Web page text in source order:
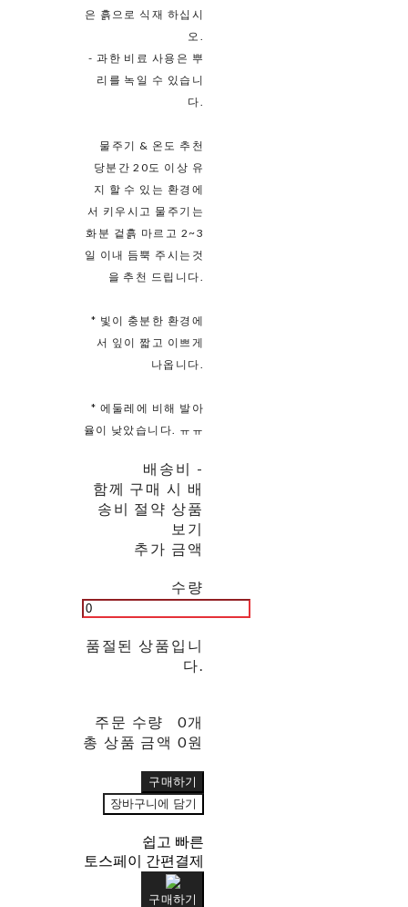
은 흙으로 식재 하십시
오.
- 과한 비료 사용은 뿌
리를 녹일 수 있습니
다.
물주기 & 온도 추천
당분간 20도 이상 유
지 할 수 있는 환경에
서 키우시고 물주기는
화분 겉흙 마르고 2~3
일 이내 듬뿍 주시는것
을 추천 드립니다.
* 빛이 충분한 환경에
서 잎이 짧고 이쁘게
나옵니다.
* 에둘레에 비해 발아
율이 낮았습니다. ㅠㅠ
배송비 -
함께 구매 시 배
송비 절약 상품
보기
추가 금액
수량
품절된 상품입니
다.
주문 수량
0개
총 상품 금액 0원
구매하기
장바구니에 담기
쉽고 빠른
토스페이 간편결제
구매하기